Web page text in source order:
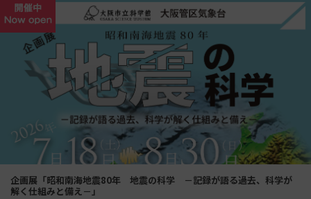
企画展「昭和南海地震80年 地震の科学 －記録が語る過去、科学が
解く仕組みと備え－」